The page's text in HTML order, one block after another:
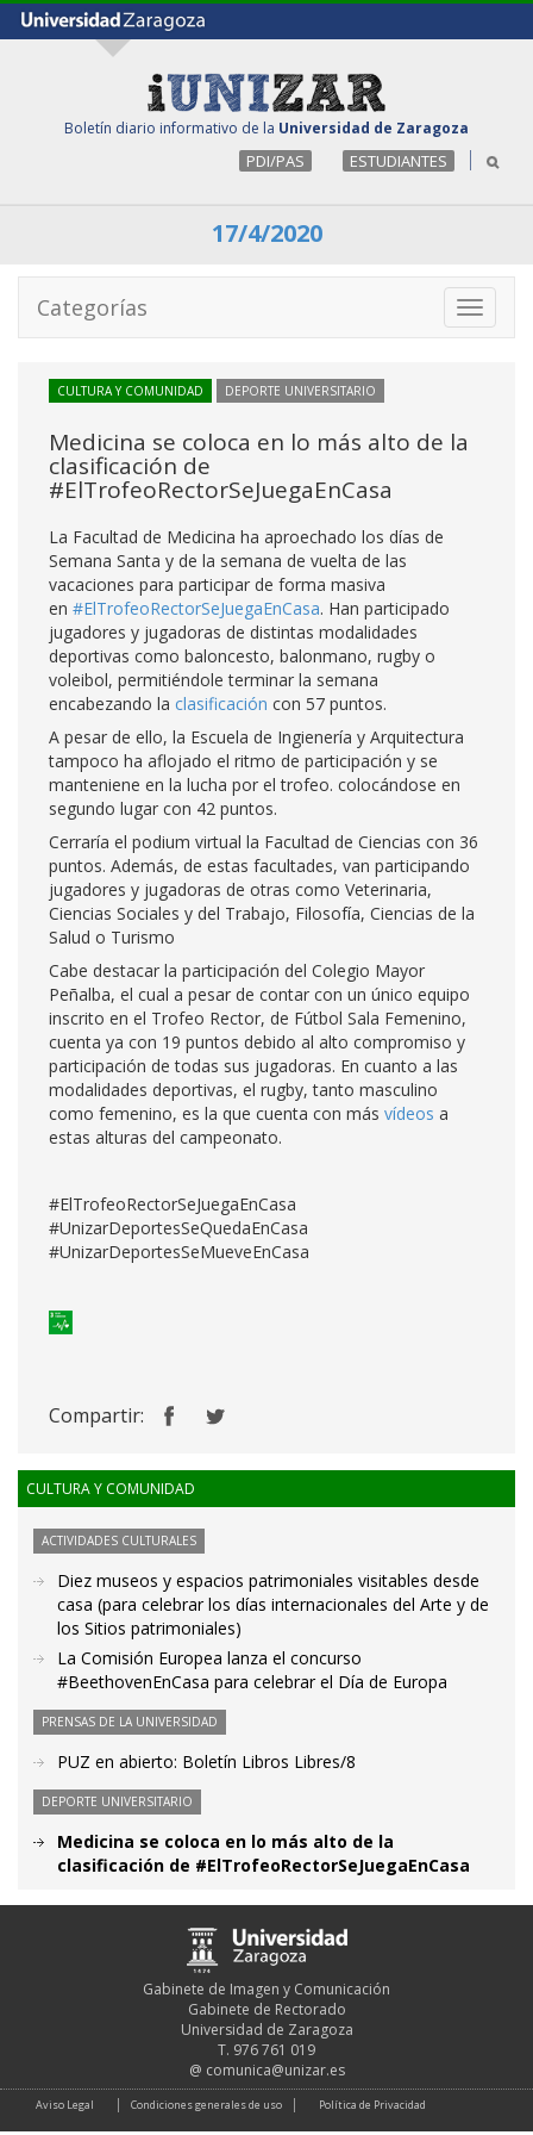
Boletín diario informativo de la Universidad de Zaragoza
PDI/PAS ESTUDIANTES
17/4/2020
Toggle
Categorías
CULTURA Y COMUNIDAD DEPORTE UNIVERSITARIO
Medicina se coloca en lo más alto de la
clasificación de
#ElTrofeoRectorSeJuegaEnCasa
La Facultad de Medicina ha aproechado los días de
Semana Santa y de la semana de vuelta de las
vacaciones para participar de forma masiva
en #ElTrofeoRectorSeJuegaEnCasa. Han participado
jugadores y jugadoras de distintas modalidades
deportivas como baloncesto, balonmano, rugby o
voleibol, permitiéndole terminar la semana
encabezando la clasificación con 57 puntos.
A pesar de ello, la Escuela de Ingienería y Arquitectura
tampoco ha aflojado el ritmo de participación y se
manteniene en la lucha por el trofeo. colocándose en
segundo lugar con 42 puntos.
Cerraría el podium virtual la Facultad de Ciencias con 36
puntos. Además, de estas facultades, van participando
jugadores y jugadoras de otras como Veterinaria,
Ciencias Sociales y del Trabajo, Filosofía, Ciencias de la
Salud o Turismo
Cabe destacar la participación del Colegio Mayor
Peñalba, el cual a pesar de contar con un único equipo
inscrito en el Trofeo Rector, de Fútbol Sala Femenino,
cuenta ya con 19 puntos debido al alto compromiso y
participación de todas sus jugadoras. En cuanto a las
modalidades deportivas, el rugby, tanto masculino
como femenino, es la que cuenta con más vídeos a
estas alturas del campeonato.
#ElTrofeoRectorSeJuegaEnCasa
#UnizarDeportesSeQuedaEnCasa
#UnizarDeportesSeMueveEnCasa
Compartir:
CULTURA Y COMUNIDAD
ACTIVIDADES CULTURALES
Diez museos y espacios patrimoniales visitables desde
casa (para celebrar los días internacionales del Arte y de
los Sitios patrimoniales)
La Comisión Europea lanza el concurso
#BeethovenEnCasa para celebrar el Día de Europa
PRENSAS DE LA UNIVERSIDAD
PUZ en abierto: Boletín Libros Libres/8
DEPORTE UNIVERSITARIO
Medicina se coloca en lo más alto de la
clasificación de #ElTrofeoRectorSeJuegaEnCasa
Gabinete de Imagen y Comunicación
Gabinete de Rectorado
Universidad de Zaragoza
T. 976 761 019
@ comunica@unizar.es
Aviso Legal Condiciones generales de uso Política de Privacidad